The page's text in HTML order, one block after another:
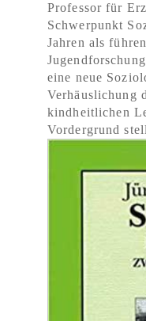
Professor für
Schwerpunkt
Jahren als
eine neue
Verhäuslichung
kindheitlichen
Vordergrund